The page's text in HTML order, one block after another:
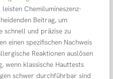
Chemilumineszenz-
Beitrag, um
schnell und präzise zu
einen spezifischen Nachweis
Reaktionen auslösen
wenn klassische Hauttests
schwer durchführbar sind